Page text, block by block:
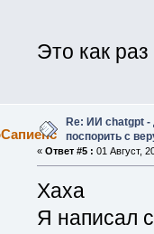
Это как раз
Re: ИИ chatgpt
поспорить с
« Ответ #5 : 01 Август,
Хаха
Я написал